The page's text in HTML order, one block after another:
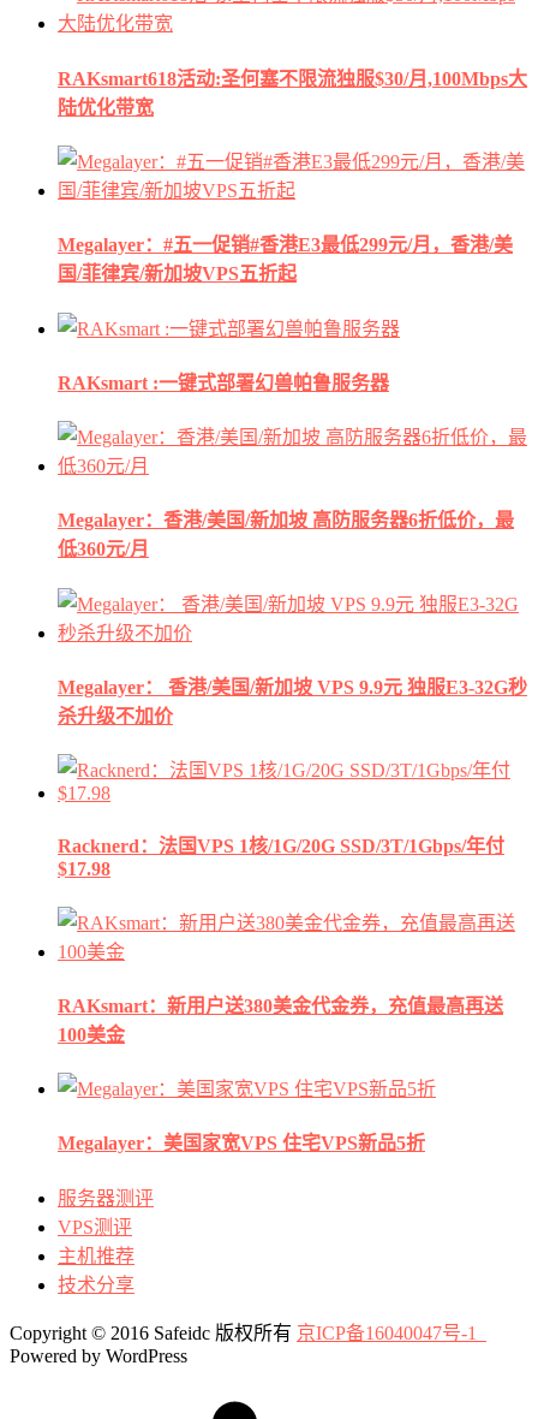
RAKsmart618活动:圣何塞不限流独服$30/月,100Mbps大
陆优化带宽
Megalayer：#五一促销#香港E3最低299元/月，香港/美
国/菲律宾/新加坡VPS五折起
RAKsmart :一键式部署幻兽帕鲁服务器
Megalayer：香港/美国/新加坡 高防服务器6折低价，最
低360元/月
Megalayer： 香港/美国/新加坡 VPS 9.9元 独服E3-32G秒
杀升级不加价
Racknerd：法国VPS 1核/1G/20G SSD/3T/1Gbps/年付
$17.98
RAKsmart：新用户送380美金代金券，充值最高再送
100美金
Megalayer：美国家宽VPS 住宅VPS新品5折
服务器测评
VPS测评
主机推荐
技术分享
Copyright © 2016 Safeidc 版权所有 京ICP备16040047号-1
Powered by WordPress